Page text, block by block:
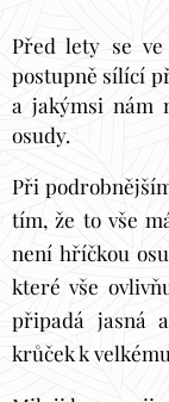
Před lety se
postupně sílící
a jakýmsi nám
osudy.
Při
tím, že to vše
není hříčkou
které vše
připadá jasná
krůček k